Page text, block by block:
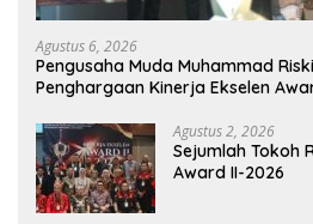
Agustus 6, 2026
Pengusaha Muda Muhammad
Penghargaan Kinerja Ekselen
Agustus 2, 2026
Sejumlah Tokoh
Award II-2026